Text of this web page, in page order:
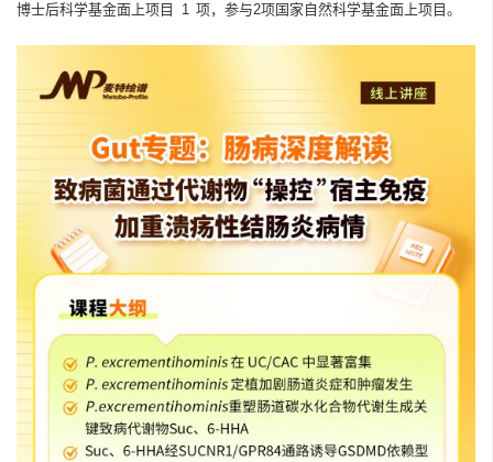
博士后科学基金面上项目 1 项，参与2项国家自然科学基金面上项目。